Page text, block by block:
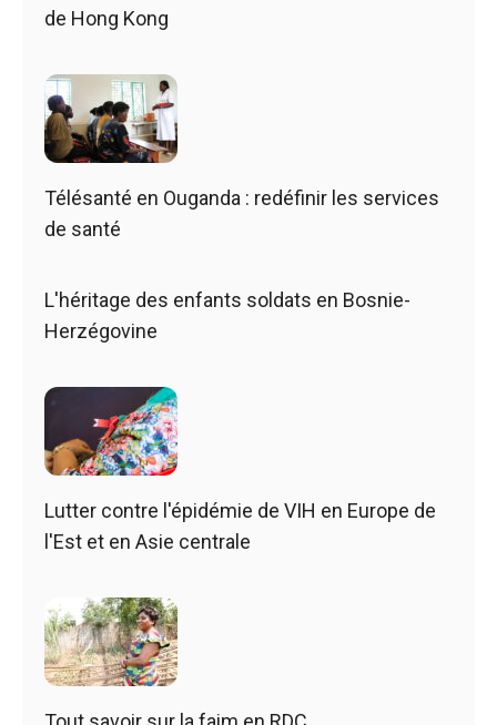
de Hong Kong
Télésanté en Ouganda : redéfinir les services
de santé
L'héritage des enfants soldats en Bosnie-
Herzégovine
Lutter contre l'épidémie de VIH en Europe de
l'Est et en Asie centrale